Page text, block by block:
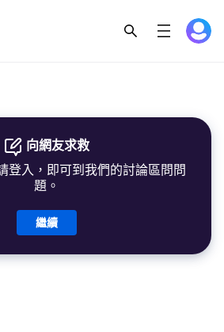
向網友求救
登入，即可到我們的討論區問問
題。
繼續